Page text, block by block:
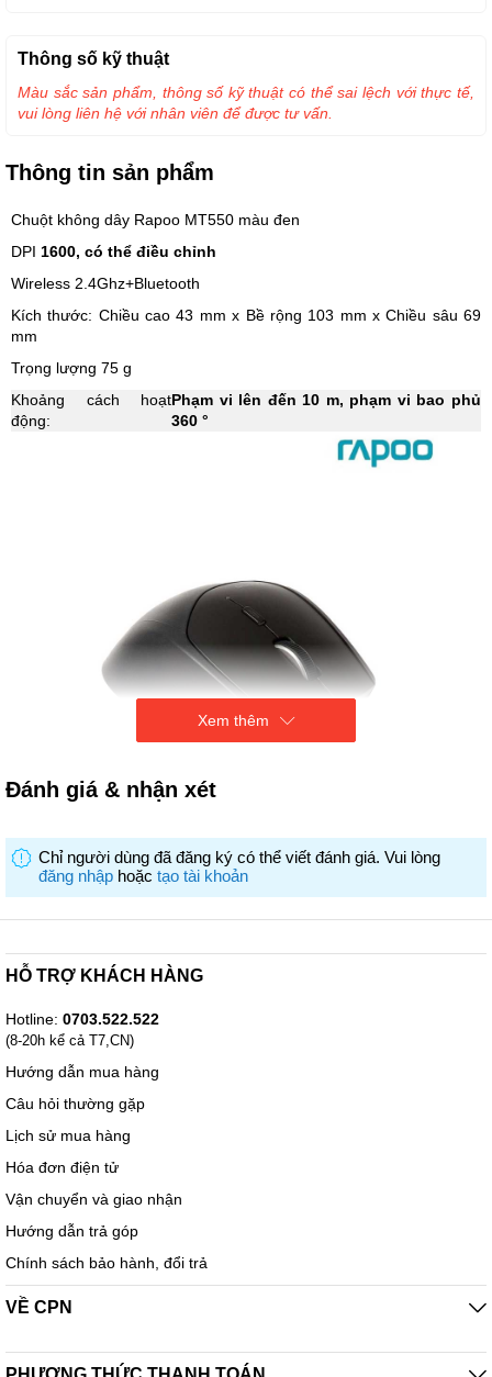
Thông tin sản phẩm
Chuột không dây Rapoo MT550 màu đen
DPI 1600, có thể điều chỉnh
Wireless 2.4Ghz+Bluetooth
Kích thước: Chiều cao 43 mm x Bề rộng 103 mm x Chiều sâu 69
mm
Trọng lượng 75 g
Khoảng cách hoạt
động:
Phạm vi lên đến 10 m, phạm vi bao phủ
360 °
Xem thêm
Thông số kỹ thuật
Màu sắc sản phẩm, thông số kỹ thuật có thể sai lệch với thực tế,
vui lòng liên hệ với nhân viên để được tư vấn.
Đánh giá & nhận xét
Chỉ người dùng đã đăng ký có thể viết đánh giá. Vui lòng
đăng nhập hoặc tạo tài khoản
HỖ TRỢ KHÁCH HÀNG
Hotline: 0703.522.522
(8-20h kể cả T7,CN)
Hướng dẫn mua hàng
Câu hỏi thường gặp
Lịch sử mua hàng
Hóa đơn điện tử
Vận chuyển và giao nhận
Hướng dẫn trả góp
Chính sách bảo hành, đổi trả
VỀ CPN